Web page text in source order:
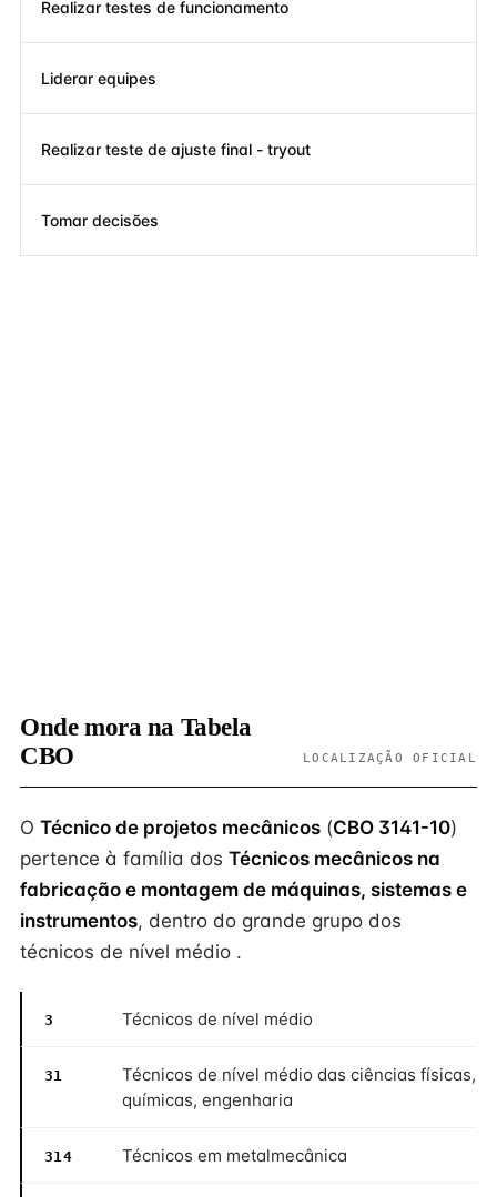
Realizar testes de funcionamento
Liderar equipes
Realizar teste de ajuste final - tryout
Tomar decisões
Onde mora na Tabela
CBO
LOCALIZAÇÃO OFICIAL
O Técnico de projetos mecânicos (CBO 3141-10)
pertence à família dos Técnicos mecânicos na
fabricação e montagem de máquinas, sistemas e
instrumentos, dentro do grande grupo dos
técnicos de nível médio .
3 Técnicos de nível médio
31
Técnicos de nível médio das ciências físicas,
químicas, engenharia
314 Técnicos em metalmecânica